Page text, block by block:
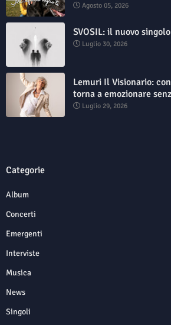
Agosto 05, 2026
SVOSIL: il nuovo
Luglio 30, 2026
Lemuri Il Visionario:
torna a emozionare
Luglio 29, 2026
Categorie
Album
Concerti
Emergenti
Interviste
Musica
News
Singoli